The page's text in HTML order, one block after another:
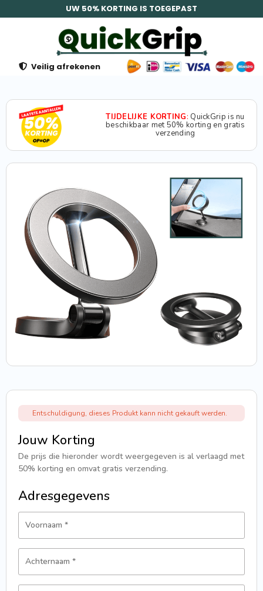
UW 50% KORTING IS TOEGEPAST
Veilig afrekenen
TIJDELIJKE KORTING: QuickGrip is nu
beschikbaar met 50% korting en gratis
verzending
Entschuldigung, dieses Produkt kann nicht gekauft werden.
Jouw Korting
De prijs die hieronder wordt weergegeven is al verlaagd met
50% korting en omvat gratis verzending.
Adresgegevens
Voornaam *
Achternaam *